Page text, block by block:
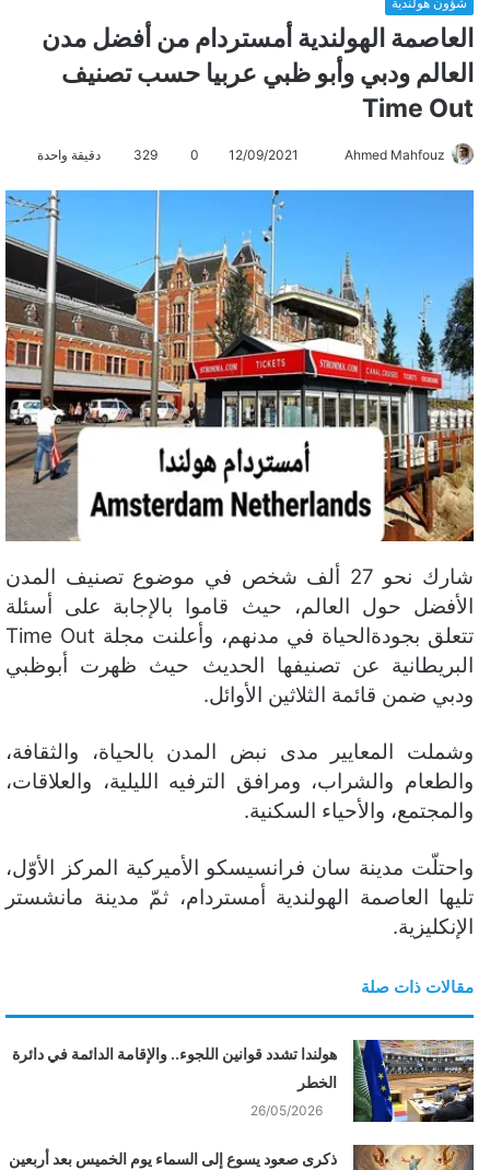
العاصمة الهولندية أمستردام من أفضل مدن
العالم ودبي وأبو ظبي عربيا حسب تصنيف
Time Out
Ahmed Mahfouz
ر
ي
د
ا
إ
ل
ر
و
ي
ا
12/09/2021
0
329 دقيقة واحدة
شارك نحو 27 ألف شخص في موضوع تصنيف المدن
الأفضل حول العالم، حيث قاموا بالإجابة على أسئلة
تتعلق بجودةالحياة في مدنهم، وأعلنت مجلة Time Out
البريطانية عن تصنيفها الحديث حيث ظهرت أبوظبي
ودبي ضمن قائمة الثلاثين الأوائل.
وشملت المعايير مدى نبض المدن بالحياة، والثقافة،
والطعام والشراب، ومرافق الترفيه الليلية، والعلاقات،
والمجتمع، والأحياء السكنية.
واحتلّت مدينة سان فرانسيسكو الأميركية المركز الأوّل،
تليها العاصمة الهولندية أمستردام، ثمّ مدينة مانشستر
الإنكليزية.
مقالات ذات صلة
هولندا تشدد قوانين اللجوء.. والإقامة الدائمة في دائرة
الخطر
26/05/2026
ذكرى صعود يسوع إلى السماء يوم الخميس بعد أربعين